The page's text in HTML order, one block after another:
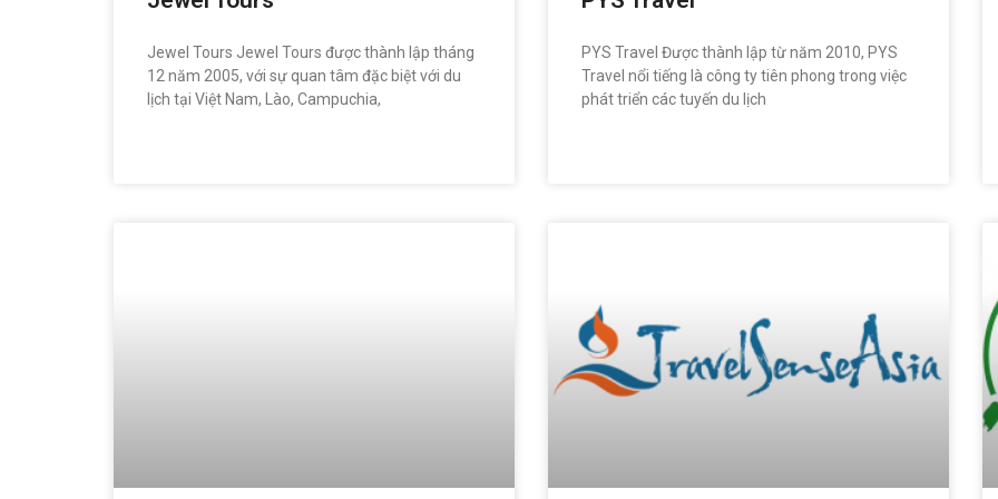
Jewel Tours Jewel Tours được thành lập tháng
12 năm 2005, với sự quan tâm đặc biệt với du
lịch tại Việt Nam, Lào, Campuchia,
PYS Travel Được thành lập từ năm 2010, PYS
Travel nổi tiếng là công ty tiên phong trong việc
phát triển các tuyến du lịch